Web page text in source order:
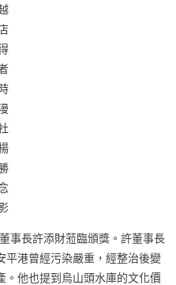
事長許添財蒞臨頒獎。許董事長
平港曾經污染嚴重，經整治後變
。他也提到烏山頭水庫的文化價